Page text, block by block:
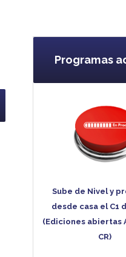
Programas
Sube de Nivel y
desde casa el C1
(Ediciones abiertas
CR)